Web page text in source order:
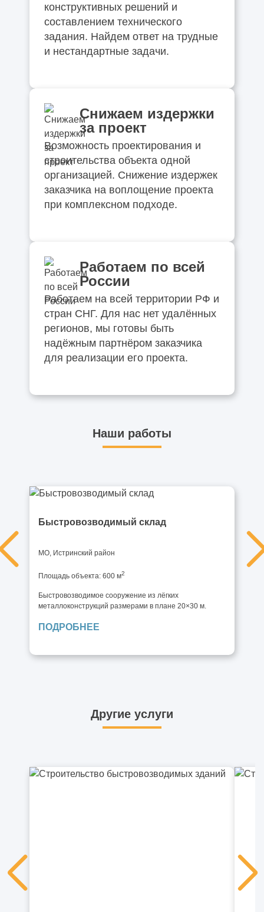
конструктивных решений и
составлением технического
задания. Найдем ответ на трудные
и нестандартные задачи.
Снижаем издержки
за проект
Возможность проектирования и
строительства объекта одной
организацией. Снижение издержек
заказчика на воплощение проекта
при комплексном подходе.
Работаем по всей
России
Работаем на всей территории РФ и
стран СНГ. Для нас нет удалённых
регионов, мы готовы быть
надёжным партнёром заказчика
для реализации его проекта.
Наши работы
Быстровозводимый склад
МО, Истринский район
Площадь объекта: 600 м2
Быстровозводимое сооружение из лёгких
металлоконструкций размерами в плане 20×30 м.
ПОДРОБНЕЕ
Другие услуги